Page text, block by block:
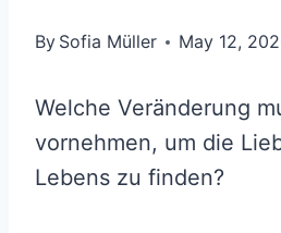
By Sofia Müller May 12,
Welche Veränderung
vornehmen, um die
Lebens zu finden?